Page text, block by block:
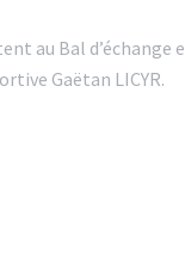
au Bal
Gaëtan LICYR.